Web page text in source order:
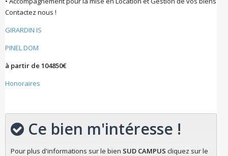
Contactez nous !
GIRARDIN IS
PINEL DOM
à partir de 104850€
Honoraires
Ce bien m'intéresse !
Pour plus d'informations sur le bien SUD CAMPUS cliquez sur le